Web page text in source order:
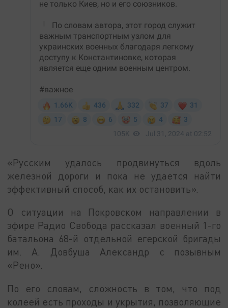
«Русским удалось продвинуться вдоль
железной дороги и пока не удается найти
эффективный способ, как их остановить».
О ситуации на Покровском направлении в
эфире Радио Свобода рассказал военный 1-го
батальона 68-й отдельной егерской бригады
им. А. Довбуша Александр с позывным
«Рено».
По его словам, сложность в том, что под
колеей есть проходы и укрытия, позволяющие